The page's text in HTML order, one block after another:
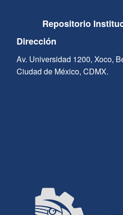
Repositorio
Dirección
Av. Universidad 1200, Xoco,
Ciudad de México, CDMX.